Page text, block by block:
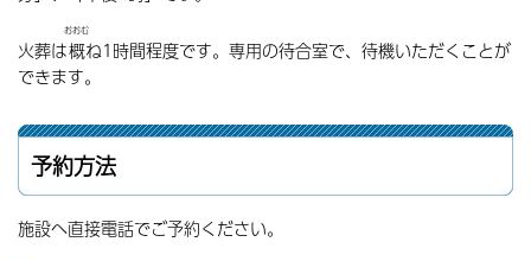
火葬は概
おおむ
ね1時間程度です。専用の待合室で、待機いただくことが
できます。
予約方法
施設へ直接電話でご予約ください。